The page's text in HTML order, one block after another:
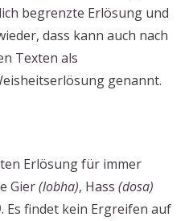
begrenzte Erlösung und
dass kann auch nach
Texten als
genannt.
Erlösung für immer
Gier(lobha), Hass (dosa)
. Es findet kein Ergreifen auf